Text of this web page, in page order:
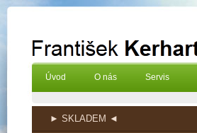
Úvod O nás Servis
► SKLADEM ◄